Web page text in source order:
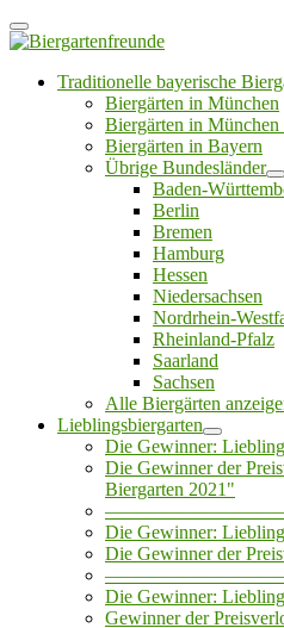
Traditionelle bayerische
Biergärten in München
Biergärten in
Biergärten in Bayern
Übrige Bundesländer
Baden-
Berlin
Bremen
Hamburg
Hessen
Niedersachsen
Nordrhein-
Rheinland-Pfalz
Saarland
Sachsen
Alle Biergärten
Lieblingsbiergarten
Die Gewinner:
Die Gewinner der
Biergarten 2021"
Die Gewinner:
Die Gewinner der
Die Gewinner:
Gewinner der